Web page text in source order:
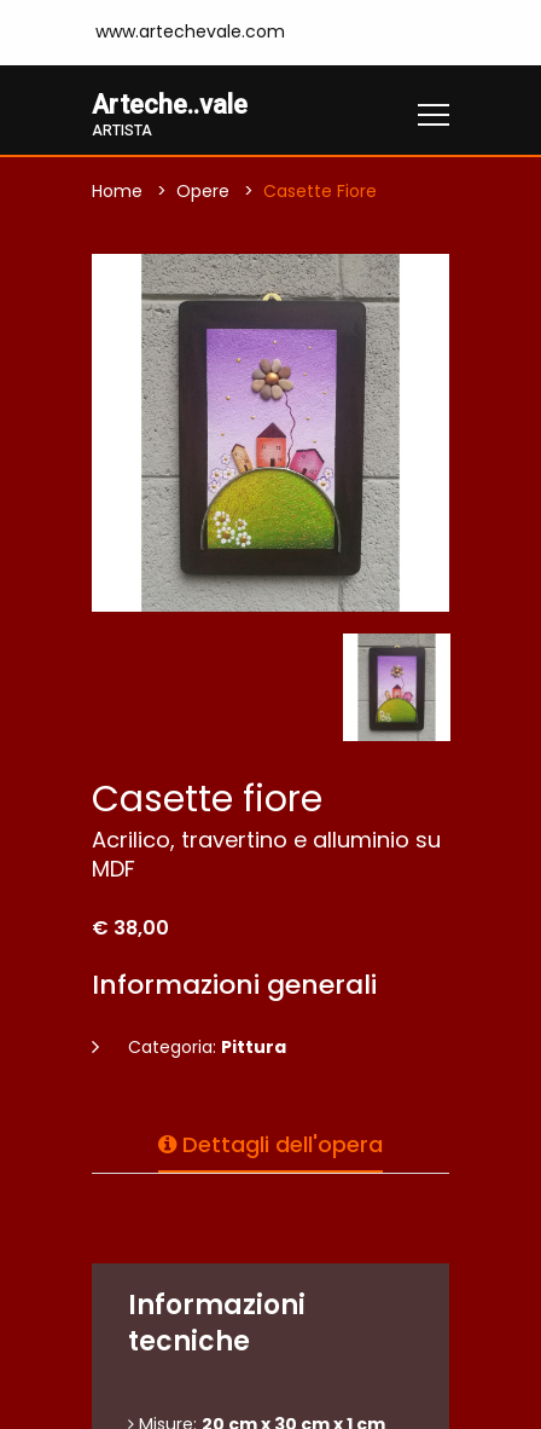
www.artechevale.com
Arteche..vale
ARTISTA
Home Opere Casette Fiore
Casette fiore
Acrilico, travertino e alluminio su
MDF
€ 38,00
Informazioni generali
Categoria: Pittura
Dettagli dell'opera
Informazioni
tecniche
Misure: 20 cm x 30 cm x 1 cm